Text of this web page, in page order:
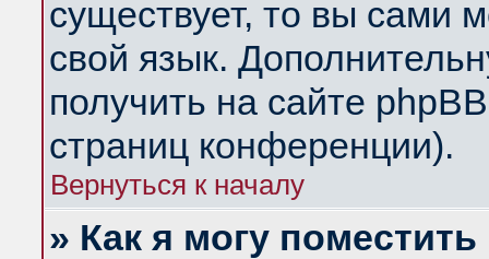
существует, то вы сами
свой язык.
получить на сайте
страниц конференции).
Вернуться к началу
» Как я могу